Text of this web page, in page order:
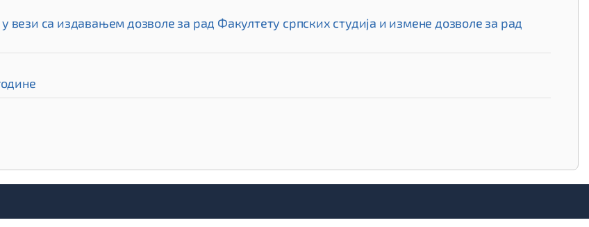
са издавањем дозволе за рад Факултету српских студија и измене дозволе за рад